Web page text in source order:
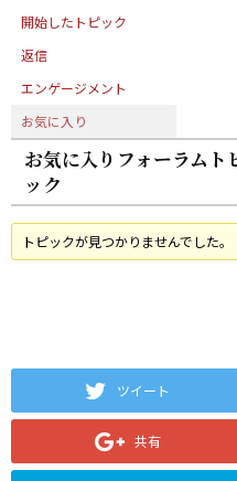
開始したトピック
返信
エンゲージメント
お気に入り
お気に入りフォーラムト
ック
トピックが見つかりませんでした。
ツイート
共有